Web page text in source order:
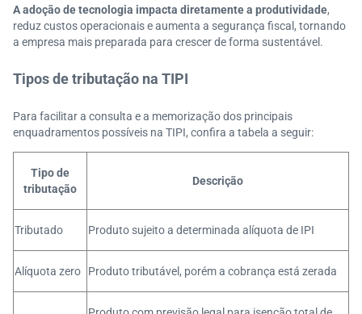
A adoção de tecnologia impacta diretamente a produtividade,
reduz custos operacionais e aumenta a segurança fiscal, tornando
a empresa mais preparada para crescer de forma sustentável.
Tipos de tributação na TIPI
Para facilitar a consulta e a memorização dos principais
enquadramentos possíveis na TIPI, confira a tabela a seguir:
Tipo de
tributação
Descrição
Tributado Produto sujeito a determinada alíquota de IPI
Alíquota zero Produto tributável, porém a cobrança está zerada